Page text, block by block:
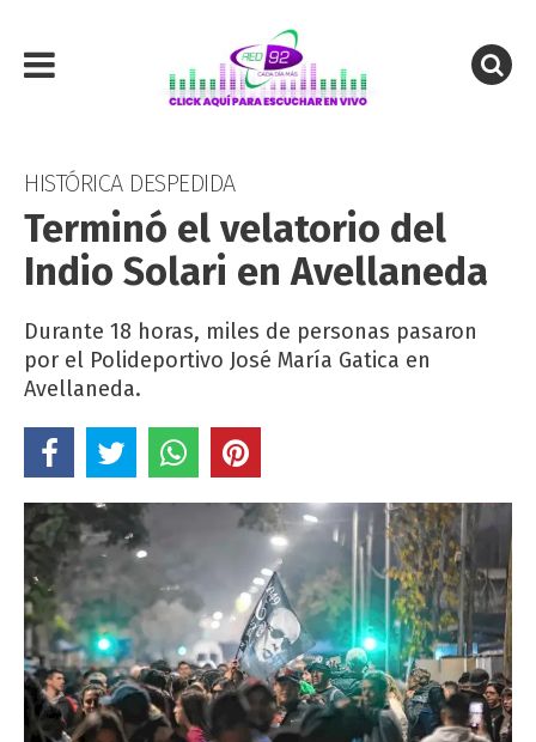
HISTÓRICA DESPEDIDA
Terminó el velatorio del
Indio Solari en Avellaneda
Durante 18 horas, miles de personas pasaron
por el Polideportivo José María Gatica en
Avellaneda.